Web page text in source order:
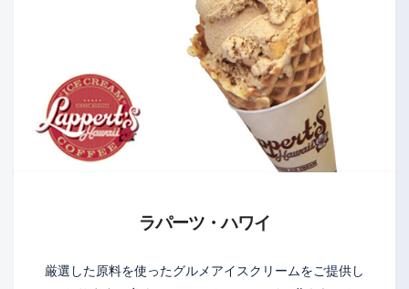
ラパーツ・ハワイ
厳選した原料を使ったグルメアイスクリームをご提供し